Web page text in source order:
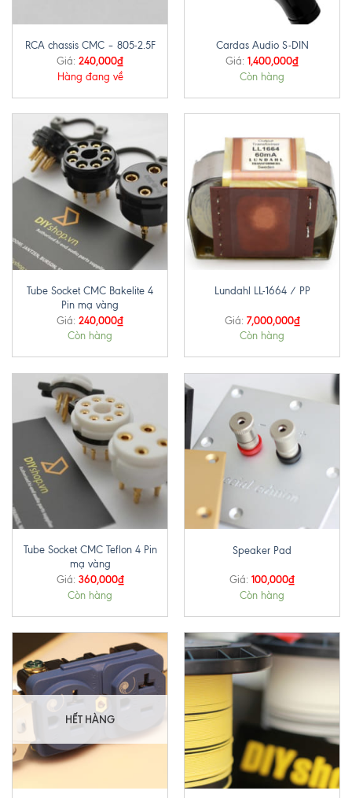
RCA chassis CMC – 805-2.5F
Giá: 240,000₫
Hàng đang về
Cardas Audio S-DIN
Giá: 1,400,000₫
Còn hàng
Tube Socket CMC Bakelite 4
Pin mạ vàng
Giá: 240,000₫
Còn hàng
Lundahl LL-1664 / PP
Giá: 7,000,000₫
Còn hàng
Tube Socket CMC Teflon 4 Pin
mạ vàng
Giá: 360,000₫
Còn hàng
Speaker Pad
Giá: 100,000₫
Còn hàng
HẾT HÀNG